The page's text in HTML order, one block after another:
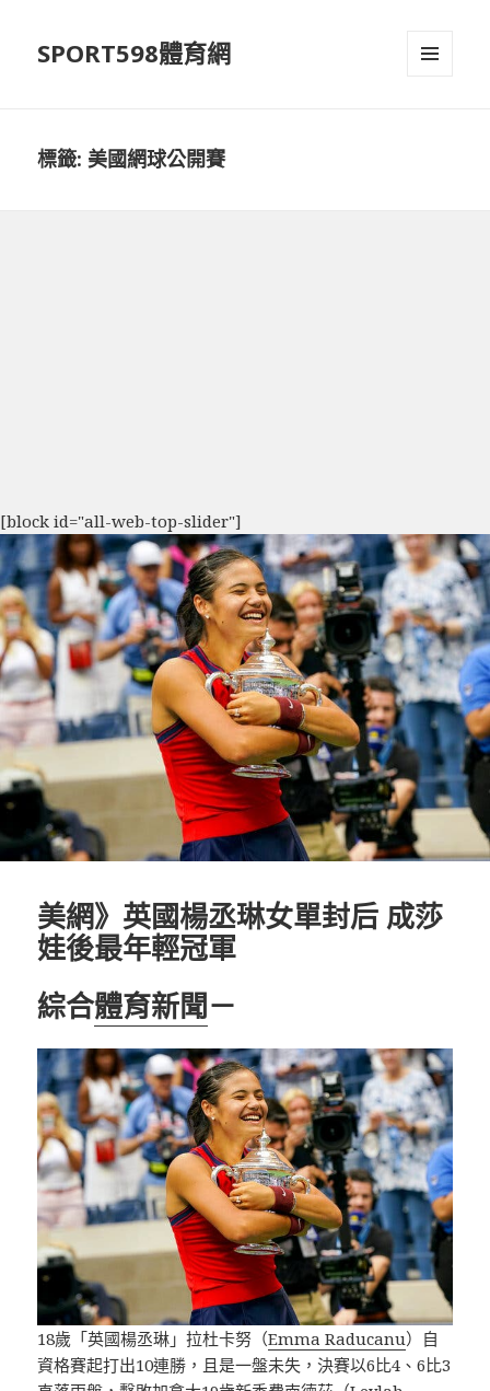
SPORT598體育網
標籤:美國網球公開賽
[block id="all-web-top-slider"]
美網》英國楊丞琳女單封后 成莎
娃後最年輕冠軍
綜合體育新聞－
18歲「英國楊丞琳」拉杜卡努（Emma Raducanu）自
資格賽起打出10連勝，且是一盤未失，決賽以6比4、6比3